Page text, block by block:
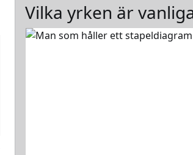
Vilka yrken är